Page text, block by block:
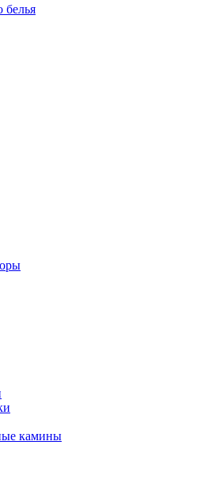
белья
камины